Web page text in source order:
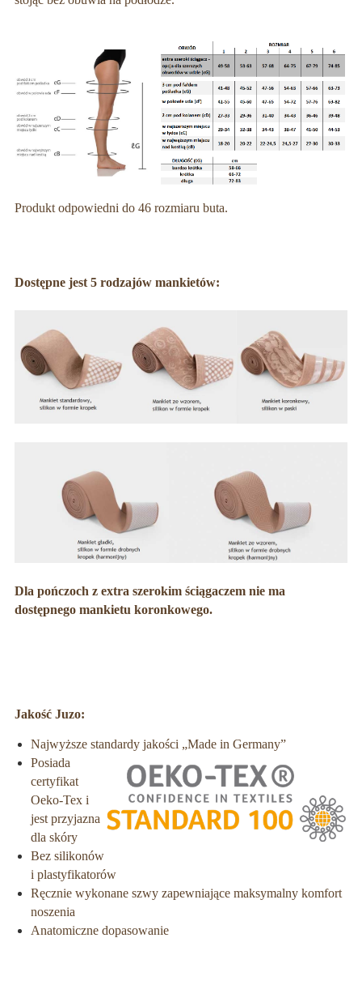
Produkt odpowiedni do 46 rozmiaru buta.
Dostępne jest 5 rodzajów mankietów:
Dla pończoch z extra szerokim ściągaczem nie ma
dostępnego mankietu koronkowego.
Jakość Juzo:
Najwyższe standardy jakości „Made in Germany”
Posiada
certyfikat
Oeko-Tex i
jest przyjazna
dla skóry
Bez silikonów
i plastyfikatorów
Ręcznie wykonane szwy zapewniające maksymalny komfort
noszenia
Anatomiczne dopasowanie